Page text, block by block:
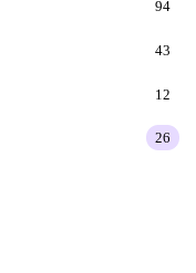
94
43
12
26